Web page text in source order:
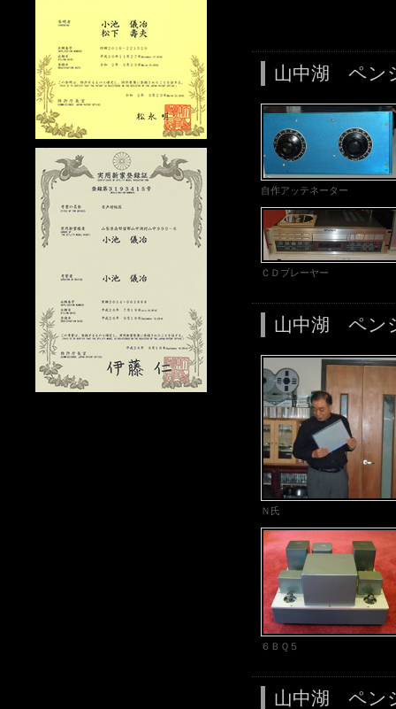
山中湖 ペン
自作アッテネーター
ＣＤプレーヤー
山中湖 ペン
Ｎ氏
６ＢＱ５
山中湖 ペン